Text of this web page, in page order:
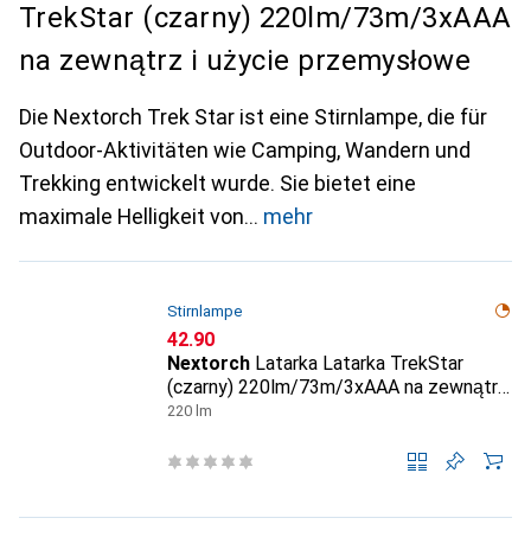
TrekStar (czarny) 220lm/73m/3xAAA
na zewnątrz i użycie przemysłowe
Die Nextorch Trek Star ist eine Stirnlampe, die für
Outdoor-Aktivitäten wie Camping, Wandern und
Trekking entwickelt wurde. Sie bietet eine
maximale Helligkeit von
mehr
Stirnlampe
CHF
42.90
Nextorch Latarka Latarka TrekStar
(czarny) 220lm/73m/3xAAA na zewnątrz
i użycie przemysłowe
220 lm